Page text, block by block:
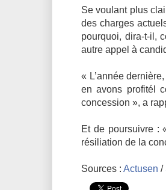
Se voulant plus
des charges
pourquoi, dira-t-il,
autre appel à
« L’année
en avons profitél
concession », a
Et de poursuivre :
résiliation de la
Sources : Actusen /